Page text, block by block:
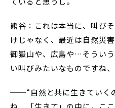
熊谷：これは本当に、叫び
けじゃなく、最近は自然災
御嶽山や、広島や…そうい
い叫びみたいなものですね
──“自然と共に生きていく